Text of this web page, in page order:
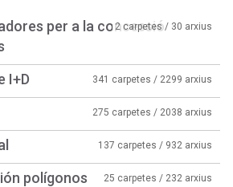
per a la concessió2 carpetes / 30 arxius
I+D 341 carpetes / 2299 arxius
275 carpetes / 2038 arxius
137 carpetes / 932 arxius
polígonos 25 carpetes / 232 arxius